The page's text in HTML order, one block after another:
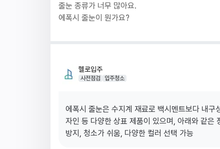
줄눈 종류가 너무 많아요.
에폭시 줄눈이 뭔가요?
헬로입주
사전점검 입주청소
에폭시 줄눈은 수지계 재료로 백시멘트보다 내구
자인 등 다양한 상표 제품이 있으며, 아래와 같은
방지, 청소가 쉬움, 다양한 컬러 선택 가능